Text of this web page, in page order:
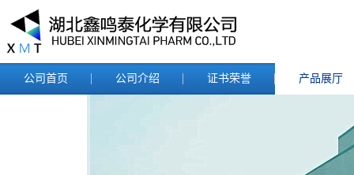
公司首页 公司介绍 证书荣誉 产品展厅